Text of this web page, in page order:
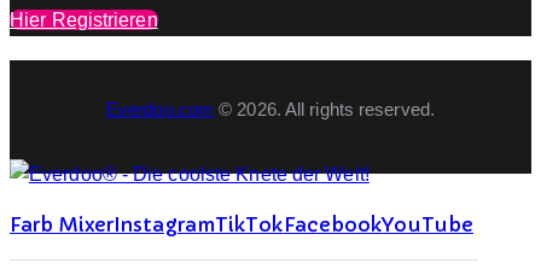
Hier Registrieren
Everdoo.com © 2026. All rights reserved.
Farb MixerInstagramTikTokFacebookYouTube